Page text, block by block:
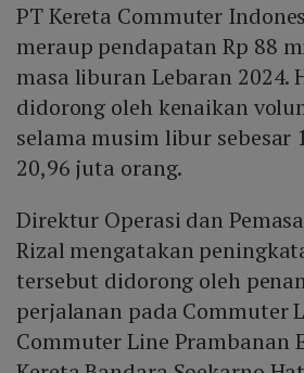
PT Kereta Commuter
meraup pendapatan Rp 88
masa liburan Lebaran 2024.
didorong oleh kenaikan
selama musim libur sebesar
20,96 juta orang.
Direktur Operasi dan
Rizal mengatakan
tersebut didorong oleh
perjalanan pada Commuter
Commuter Line Prambanan